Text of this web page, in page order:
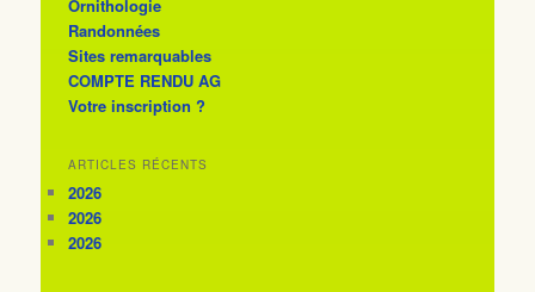
Ornithologie
Randonnées
Sites remarquables
COMPTE RENDU AG
Votre inscription ?
ARTICLES RÉCENTS
2026
2026
2026